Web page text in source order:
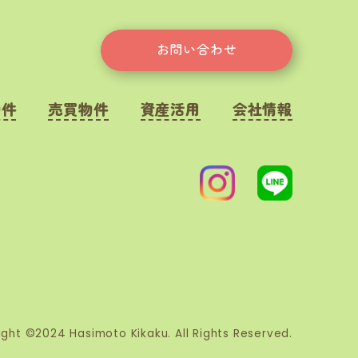
お問い合わせ
売買物件 資産活用 会社情報
©2024 Hasimoto Kikaku. All Rights Reserved.